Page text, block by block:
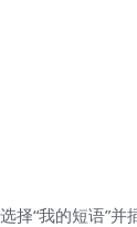
择“我的短语”并